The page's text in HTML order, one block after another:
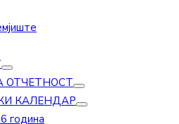
ОТЧЕТНОСТ
КАЛЕНДАР
година